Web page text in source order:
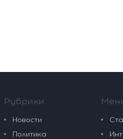
Рубрики
Новости
Политика